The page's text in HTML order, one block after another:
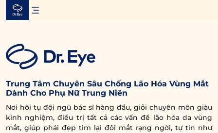
Skip
Trung Tâm Chuyên Sâu Chống Lão Hóa Vùng Mắt
Dành Cho Phụ Nữ Trung Niên
Nơi hội tụ đội ngũ bác sĩ hàng đầu, giỏi chuyên môn giàu
kinh nghiệm, điều trị tất cả các vấn đề lão hóa da vùng
mắt, giúp phái đẹp tìm lại đôi mắt rạng ngời, tự tin như